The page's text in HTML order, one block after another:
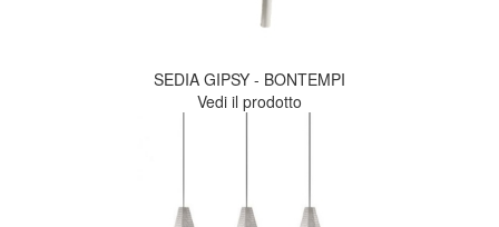
SEDIA GIPSY - BONTEMPI
Vedi il prodotto